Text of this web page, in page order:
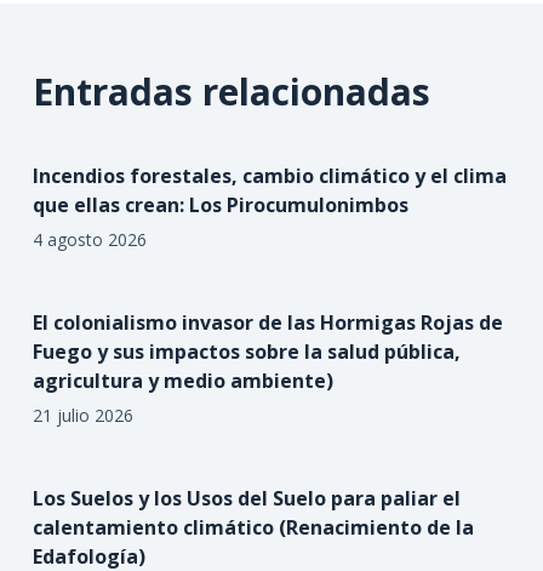
Entradas relacionadas
Incendios forestales, cambio climático y el clima
que ellas crean: Los Pirocumulonimbos
4 agosto 2026
El colonialismo invasor de las Hormigas Rojas de
Fuego y sus impactos sobre la salud pública,
agricultura y medio ambiente)
21 julio 2026
Los Suelos y los Usos del Suelo para paliar el
calentamiento climático (Renacimiento de la
Edafología)